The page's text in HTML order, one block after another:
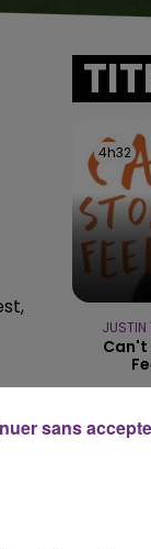
LE
4h32
4h32
JUSTIN
Can't
4h25
4h25
sans